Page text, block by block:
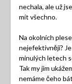
nechala, ale už
mít všechno.
Na okolních
nejefektivněji?
minulých letech
Tak my jim
nemáme čeho